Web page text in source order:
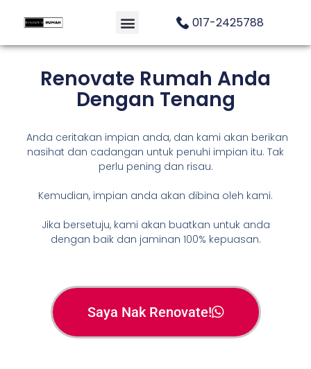
017-2425788
Renovate Rumah Anda
Dengan Tenang
Anda ceritakan impian anda, dan kami akan berikan
nasihat dan cadangan untuk penuhi impian itu. Tak
perlu pening dan risau.
Kemudian, impian anda akan dibina oleh kami.
Jika bersetuju, kami akan buatkan untuk anda
dengan baik dan jaminan 100% kepuasan.
Saya Nak Renovate!